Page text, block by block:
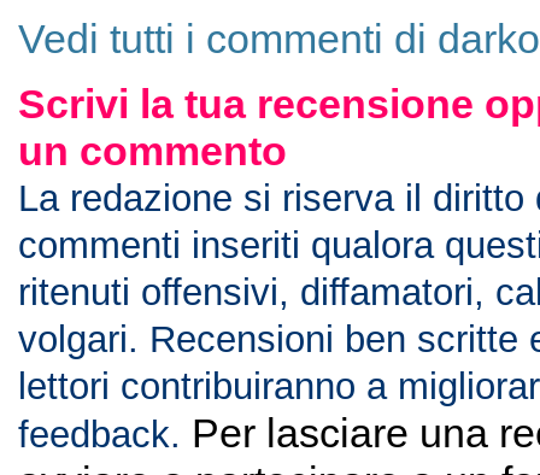
Vedi tutti i commenti di
Scrivi la tua recensione
un commento
La redazione si riserva il diritto
commenti inseriti qualora
ritenuti offensivi, diffamatori,
volgari. Recensioni ben scritte
lettori contribuiranno a
feedback. Per lasciare una